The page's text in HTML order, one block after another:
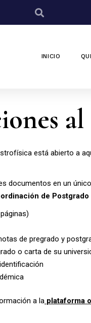
INICIO
está abierto a
documentos en un
de Postgrado
de pregrado y
o carta de su
a la plataforma